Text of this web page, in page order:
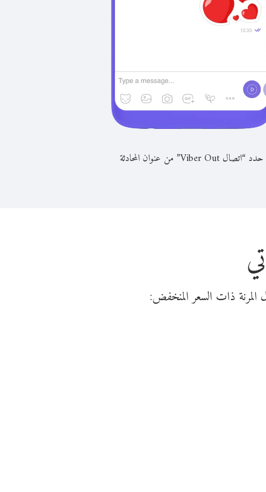
حدد “اتصال Viber Out” من عنوان المحادثة